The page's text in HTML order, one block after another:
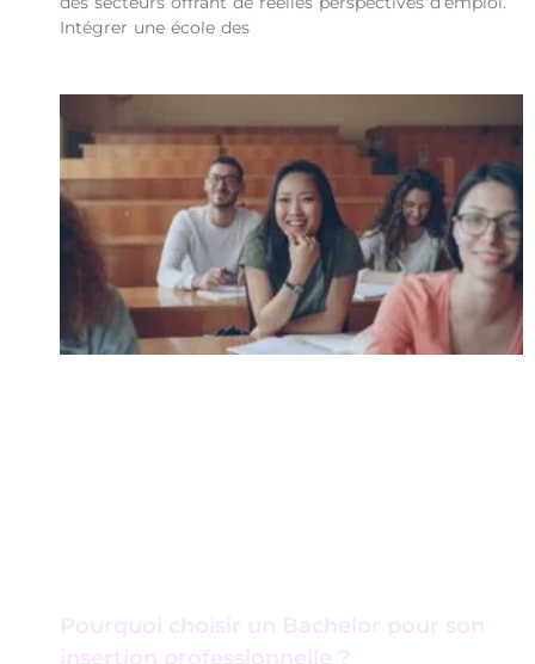
Intégrer une école des
Pourquoi choisir un Bachelor pour son
insertion professionnelle ?